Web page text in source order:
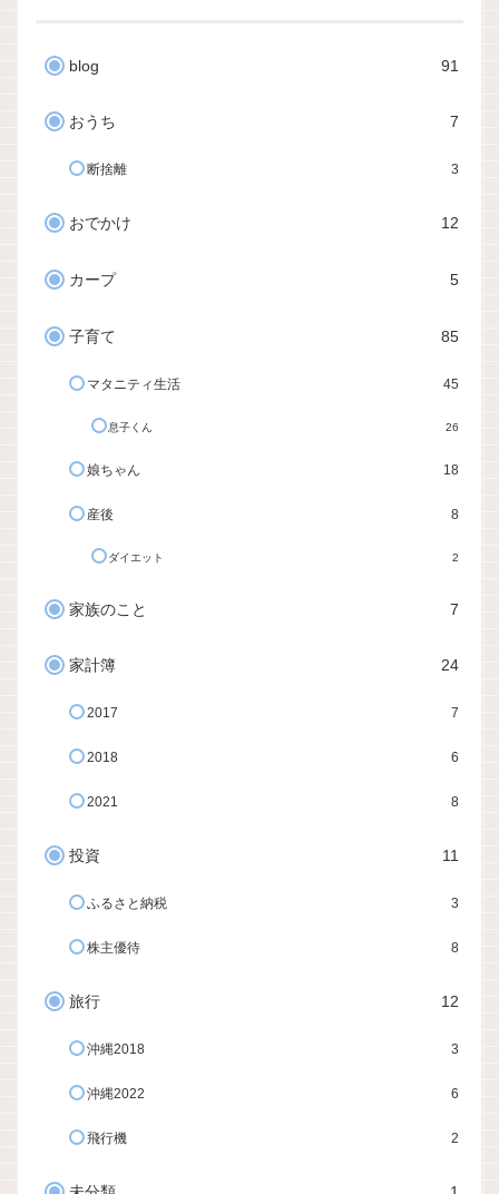
blog 91
おうち 7
断捨離 3
おでかけ 12
カープ 5
子育て 85
マタニティ生活 45
息子くん 26
娘ちゃん 18
産後 8
ダイエット 2
家族のこと 7
家計簿 24
2017 7
2018 6
2021 8
投資 11
ふるさと納税 3
株主優待 8
旅行 12
沖縄2018 3
沖縄2022 6
飛行機 2